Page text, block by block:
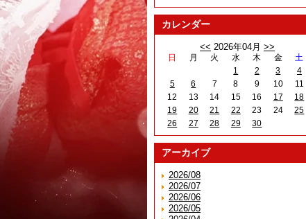
カレンダー
<< 2026年04月 >>
日 月 火 水 木 金
土
1
2 3
4
5
6 7 8 9 10
11
12
13 14 15 16 17
18
19
20 21 22 23 24
25
26
27 28 29 30
アーカイブ
2026/08
2026/07
2026/06
2026/05